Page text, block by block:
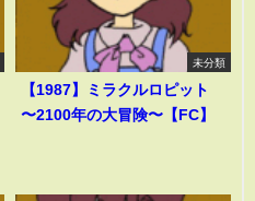
未分類
【1987】ミラクルロピット
〜2100年の大冒険〜【FC】